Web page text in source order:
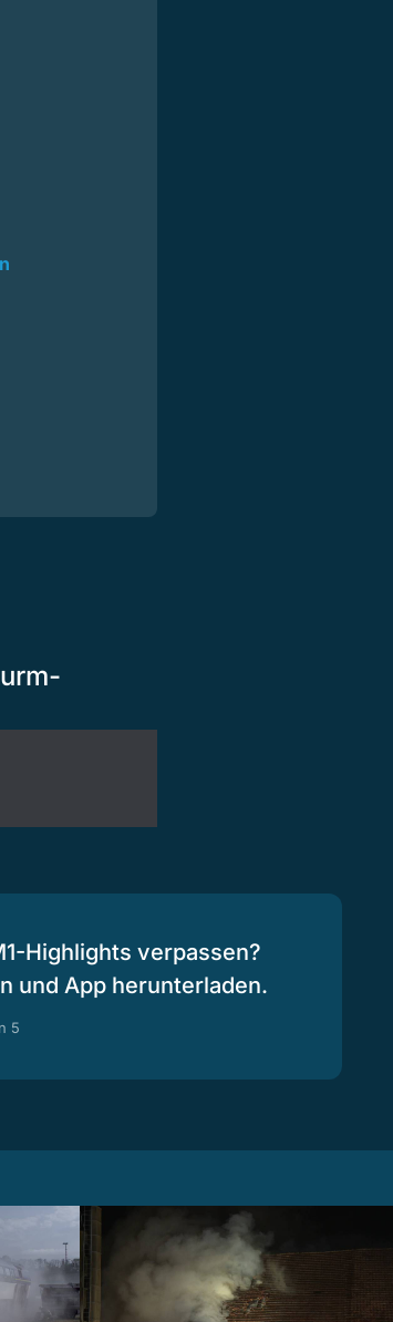
Highlights verpassen?
und App herunterladen.
5